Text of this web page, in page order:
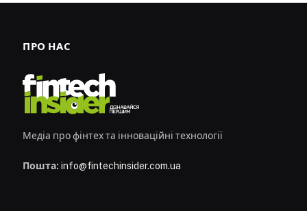
ПРО НАС
Медіа про фінтех та інноваційні технології
Пошта: info@fintechinsider.com.ua